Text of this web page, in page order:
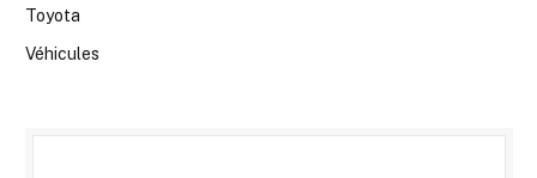
Toyota
Véhicules